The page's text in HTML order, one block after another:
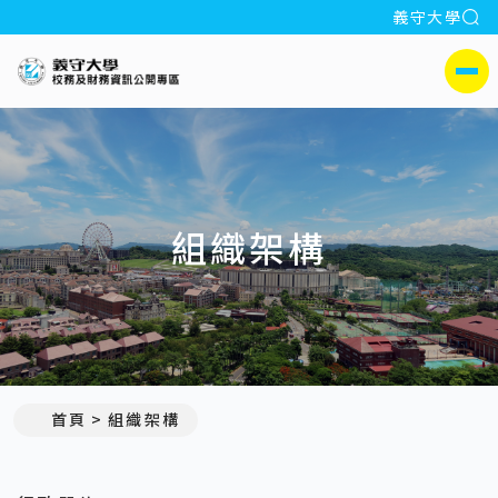
:::
義守大學
義守大學校務及財務公開專區
側選單
組織架構
首頁 組織架構